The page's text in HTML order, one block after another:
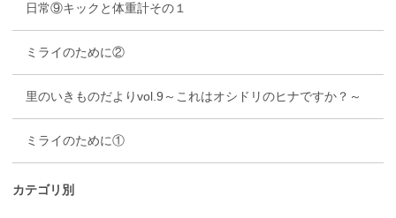
日常⑨キックと体重計その１
ミライのために②
里のいきものだよりvol.9～これはオシドリのヒナですか？～
ミライのために①
カテゴリ別